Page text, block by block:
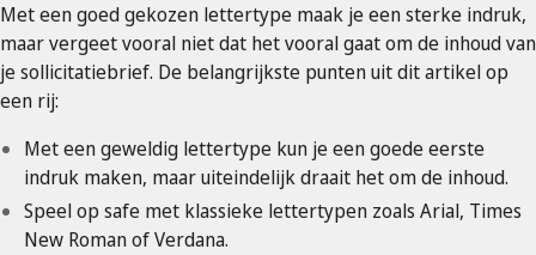
Met een goed gekozen lettertype maak je een sterke indruk,
maar vergeet vooral niet dat het vooral gaat om de inhoud van
je sollicitatiebrief. De belangrijkste punten uit dit artikel op
een rij:
Met een geweldig lettertype kun je een goede eerste
indruk maken, maar uiteindelijk draait het om de inhoud.
Speel op safe met klassieke lettertypen zoals Arial, Times
New Roman of Verdana.